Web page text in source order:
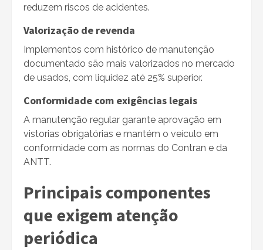
reduzem riscos de acidentes.
Valorização de revenda
Implementos com histórico de manutenção
documentado são mais valorizados no mercado
de usados, com liquidez até 25% superior.
Conformidade com exigências legais
A manutenção regular garante aprovação em
vistorias obrigatórias e mantém o veículo em
conformidade com as normas do Contran e da
ANTT.
Principais componentes
que exigem atenção
periódica